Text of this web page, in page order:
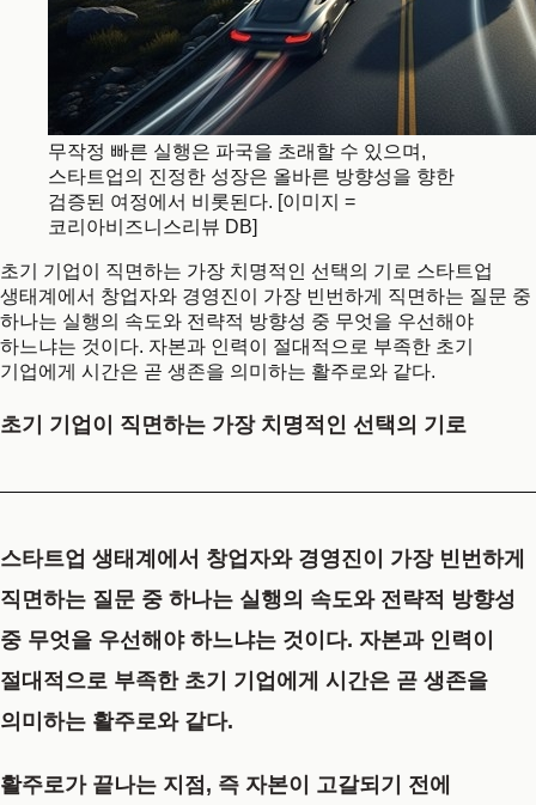
무작정 빠른 실행은 파국을 초래할 수 있으며,
스타트업의 진정한 성장은 올바른 방향성을 향한
검증된 여정에서 비롯된다. [이미지 =
코리아비즈니스리뷰 DB]
초기 기업이 직면하는 가장 치명적인 선택의 기로 스타트업
생태계에서 창업자와 경영진이 가장 빈번하게 직면하는 질문 중
하나는 실행의 속도와 전략적 방향성 중 무엇을 우선해야
하느냐는 것이다. 자본과 인력이 절대적으로 부족한 초기
기업에게 시간은 곧 생존을 의미하는 활주로와 같다.
초기 기업이 직면하는 가장 치명적인 선택의 기로
스타트업 생태계에서 창업자와 경영진이 가장 빈번하게
직면하는 질문 중 하나는 실행의 속도와 전략적 방향성
중 무엇을 우선해야 하느냐는 것이다. 자본과 인력이
절대적으로 부족한 초기 기업에게 시간은 곧 생존을
의미하는 활주로와 같다.
활주로가 끝나는 지점, 즉 자본이 고갈되기 전에